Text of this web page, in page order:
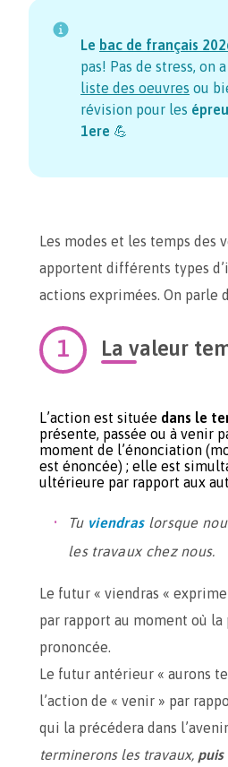
Le bac de français
pas! Pas de stress, on
liste des oeuvres ou
révision pour les
1ere 💪
Les modes et les temps des
apportent différents types
actions exprimées. On parle
La valeur
L’action est située dans le
présente, passée ou à venir
moment de l’énonciation
est énoncée) ; elle est
ultérieure par rapport aux
Tu viendraslorsque
les travaux chez nous.
Le futur « viendras «
par rapport au moment où la
prononcée.
Le futur antérieur « aurons
l’action de « venir » par
qui la précédera dans
terminerons les travaux, puis